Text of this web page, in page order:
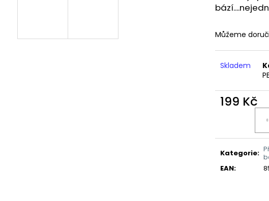
Můžeme
Skladem
199 Kč
Kategorie:
EAN:
LIQUID LIQUA AMERICAN
6MG (AMERICKÝ